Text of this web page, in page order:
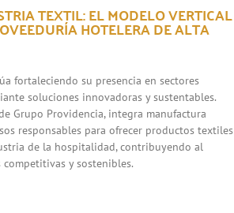
TEXTIL: EL MODELO VERTICAL
HOTELERA DE ALTA
fortaleciendo su presencia en sectores
soluciones innovadoras y sustentables.
Grupo Providencia, integra manufactura
responsables para ofrecer productos textiles
de la hospitalidad, contribuyendo al
y sostenibles.